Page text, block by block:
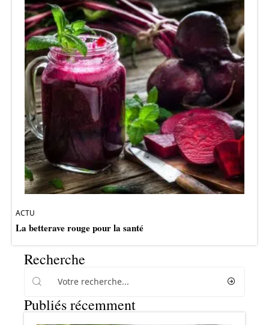
ACTU
La betterave rouge pour la santé
Recherche
Publiés récemment